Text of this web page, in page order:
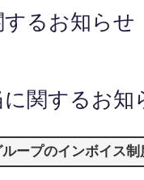
るお知らせ
関するお知
ープのインボイス